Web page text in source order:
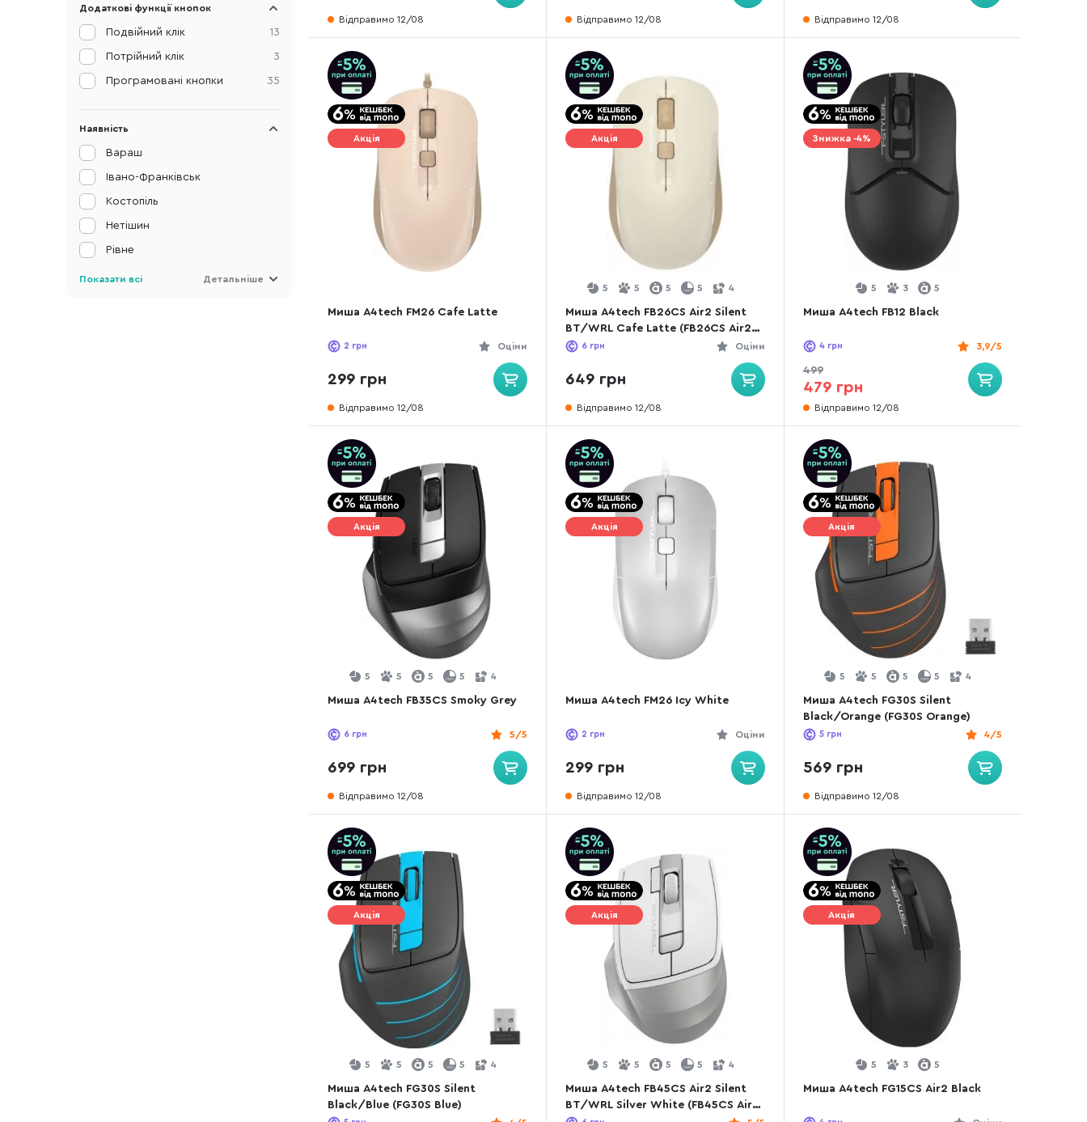
Відправимо 12/08 Відправимо 12/08 Відправимо 12/08
Акція
Миша A4tech FM26 Cafe Latte
Оціни
2 грн
299 грн
Відправимо 12/08
Акція
5 5 5 5 4
Миша A4tech FB26CS Air2 Silent
BT/WRL Cafe Latte (FB26CS Air2
Cafe Latte)
Оціни
6 грн
649 грн
Відправимо 12/08
Знижка -4%
5 3 5
Миша A4tech FB12 Black
3,9/5
4грн
499
479 грн
Відправимо 12/08
Акція
5 5 5 5 4
Миша A4tech FB35CS Smoky Grey
5/5
6 грн
699 грн
Відправимо 12/08
Акція
Миша A4tech FM26 Icy White
Оціни
2 грн
299 грн
Відправимо 12/08
Акція
5 5 5 5 4
Миша A4tech FG30S Silent
Black/Orange (FG30S Orange)
4/5
5грн
569 грн
Відправимо 12/08
Акція
5 5 5 5 4
Миша A4tech FG30S Silent
Black/Blue (FG30S Blue)
Акція
5 5 5 5 4
Миша A4tech FB45CS Air2 Silent
BT/WRL Silver White (FB45CS Air2
Акція
5 3 5
Миша A4tech FG15CS Air2 Black
Додаткові функції кнопок
13
Подвійний клік
3
Потрійний клік
35
Програмовані кнопки
Наявність
Вараш
Івано-Франківськ
Костопіль
Нетішин
Рівне
Показати всі Детальніше